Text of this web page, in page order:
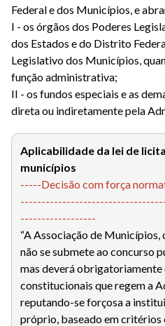
Federal e dos Municípios, e
I - os órgãos dos Poderes
dos Estados e do Distrito
Legislativo dos Municípios,
função administrativa;
II - os fundos especiais e as
direta ou indiretamente pela
Aplicabilidade da lei de
municípios
-----Decisão com força
------------------
“A Associação de
não se submete ao concurso
mas deverá
constitucionais que regem a
reputando-se forçosa a
próprio, baseado em